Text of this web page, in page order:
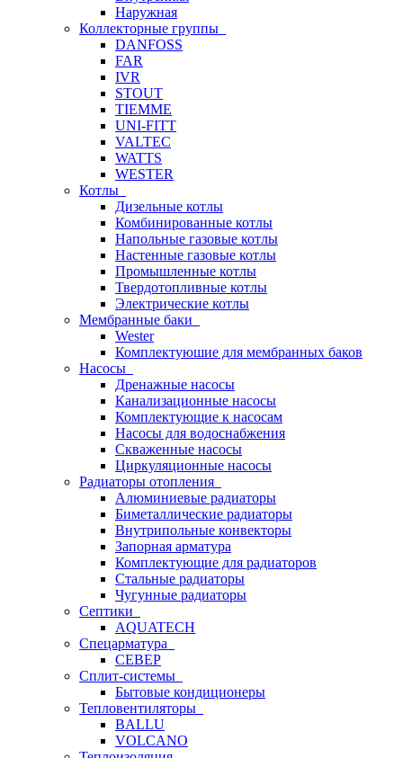
Наружная
Коллекторные группы
DANFOSS
FAR
IVR
STOUT
TIEMME
UNI-FITT
VALTEC
WATTS
WESTER
Котлы
Дизельные котлы
Комбинированные котлы
Напольные газовые котлы
Настенные газовые котлы
Промышленные котлы
Твердотопливные котлы
Электрические котлы
Мембранные баки
Wester
Комплектуюшие для мембранных баков
Насосы
Дренажные насосы
Канализационные насосы
Комплектующие к насосам
Насосы для водоснабжения
Скваженные насосы
Циркуляционные насосы
Радиаторы отопления
Алюминиевые радиаторы
Биметаллические радиаторы
Внутрипольные конвекторы
Запорная арматура
Комплектующие для радиаторов
Стальные радиаторы
Чугунные радиаторы
Септики
AQUATECH
Спецарматура
СЕВЕР
Сплит-системы
Бытовые кондиционеры
Тепловентиляторы
BALLU
VOLCANO